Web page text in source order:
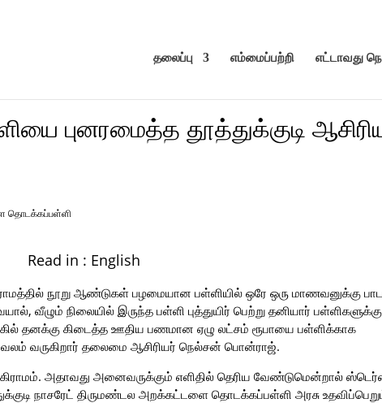
தலைப்பு எம்மைப்பற்றி எட்டாவது
புனரமைத்த தூத்துக்குடி
தொடக்கப்பள்ளி
Read in : English
நூறு ஆண்டுகள் பழமையான பள்ளியில் ஒரே ஒரு மாணவனுக்கு
வீழும் நிலையில் இருந்த பள்ளி புத்துயிர் பெற்று தனியார் பள்ளிகளுக்கு
தனக்கு கிடைத்த ஊதிய பணமான ஏழு லட்சம் ரூபாயை பள்ளிக்காக
வருகிறார் தலைமை ஆசிரியர் நெல்சன் பொன்ராஜ்.
கிராமம். அதாவது அனைவருக்கும் எளிதில் தெரிய வேண்டுமென்றால்
நாசரேட் திருமண்டல அறக்கட்டளை தொடக்கப்பள்ளி அரசு